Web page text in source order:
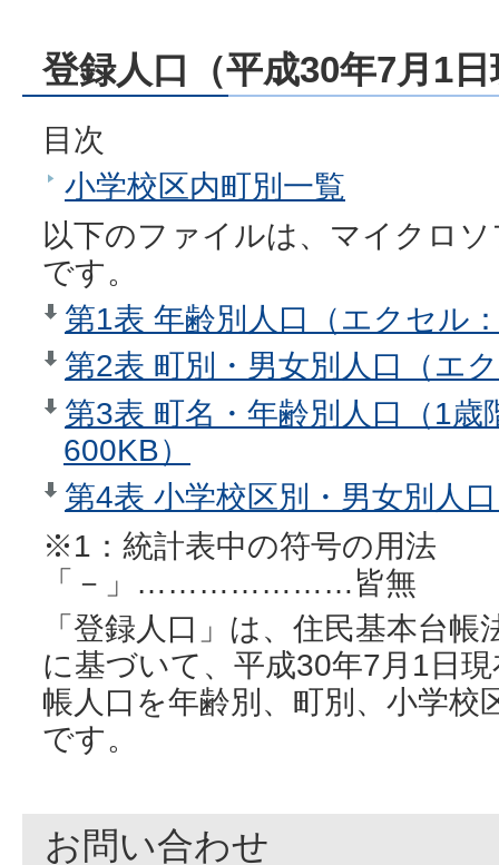
登録人口（平成30年7月1
目次
小学校区内町別一覧
以下のファイルは、マイクロ
です。
第1表 年齢別人口（エクセル
第2表 町別・男女別人口（エ
第3表 町名・年齢別人口（1
600KB）
第4表 小学校区別・男女別人
※1：統計表中の符号の用法
「－」…………………皆無
「登録人口」は、住民基本台
に基づいて、平成30年7月1日
帳人口を年齢別、町別、小学
です。
お問い合わせ